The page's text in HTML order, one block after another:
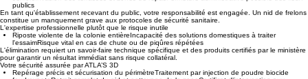
mobilise ses experts pour une neutralisation rapide et définitive de toutes les menaces volantes.
Dangers critiques pour les usagers
Piqûres multiples douloureuses et toxiquesRisques allergiques pour les enfants et
seniorsInvasion des terrasses et zones de repasFermeture administrative possible des lieux
publics
En tant qu'établissement recevant du public, votre responsabilité est engagée. Un nid de frelons
constitue un manquement grave aux protocoles de sécurité sanitaire.
L'expertise professionnelle plutôt que le risque inutile
Riposte violente de la colonie entièreIncapacité des solutions domestiques à traiter
l'essaimRisque vital en cas de chute ou de piqûres répétées